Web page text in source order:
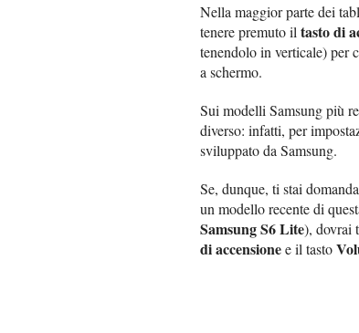
Nella maggior parte dei
tenere premuto il tasto di
tenendolo in verticale) per
a schermo.
Sui modelli Samsung più
diverso: infatti, per
sviluppato da Samsung.
Se, dunque, ti stai
un modello recente di
Samsung S6 Lite), dovrai
di accensionee il tasto